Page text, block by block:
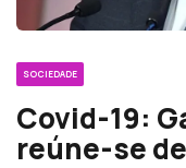
SOCIEDADE
Covid-19:
reúne-se